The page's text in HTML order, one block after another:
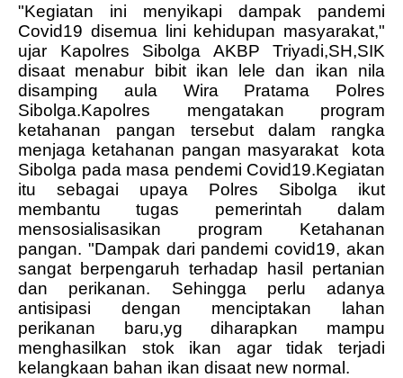
"Kegiatan ini menyikapi dampak pandemi
Covid19 disemua lini kehidupan masyarakat,"
ujar Kapolres Sibolga AKBP Triyadi,SH,SIK
disaat menabur bibit ikan lele dan ikan nila
disamping aula Wira Pratama Polres
Sibolga.Kapolres mengatakan program
ketahanan pangan tersebut dalam rangka
menjaga ketahanan pangan masyarakat
kota
Sibolga pada masa pendemi Covid19.Kegiatan
itu sebagai upaya Polres Sibolga ikut
membantu tugas pemerintah dalam
mensosialisasikan program Ketahanan
pangan. "Dampak dari pandemi covid19, akan
sangat berpengaruh terhadap hasil pertanian
dan perikanan. Sehingga perlu adanya
antisipasi dengan menciptakan lahan
perikanan baru,yg diharapkan mampu
menghasilkan stok ikan agar tidak terjadi
kelangkaan bahan ikan disaat new normal.